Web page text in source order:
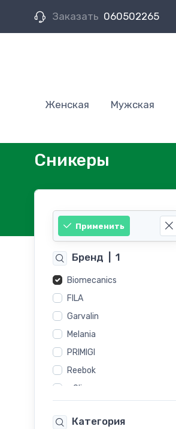
Заказать 060502265
Женская Мужская
Сникеры
Применить
Бренд 1
Biomecanics
FILA
Garvalin
Melania
PRIMIGI
Reebok
s.Oliver
Категория